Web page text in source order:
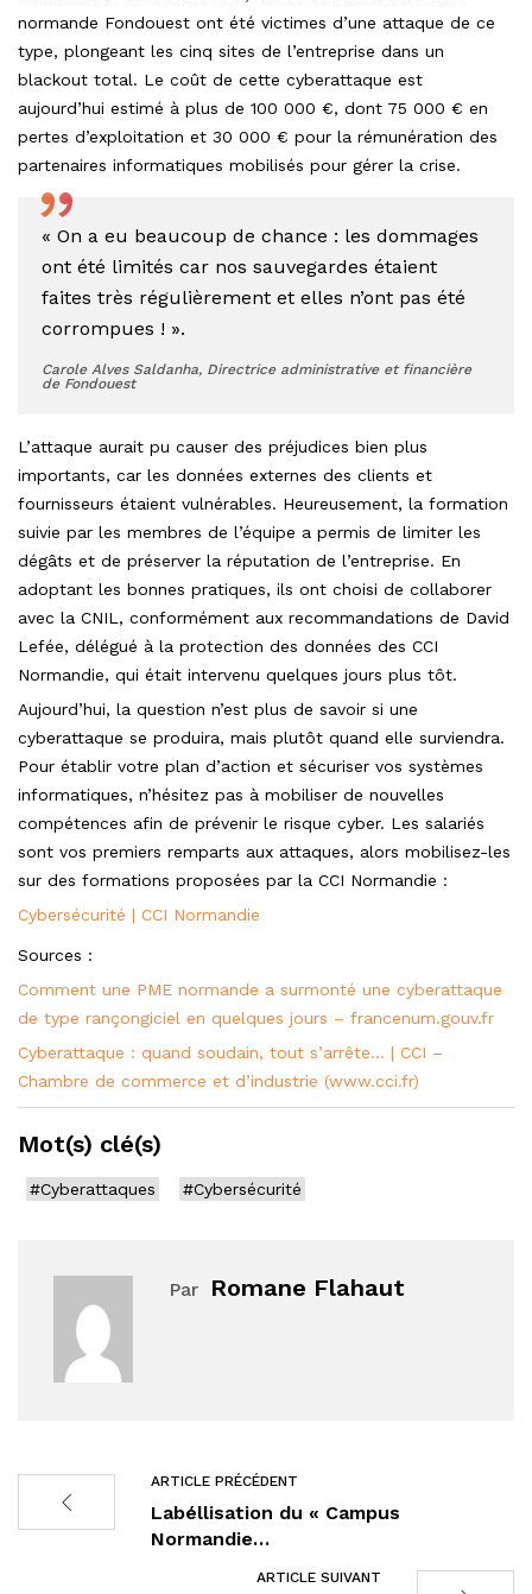
normande Fondouest ont été victimes d’une attaque de ce
type, plongeant les cinq sites de l’entreprise dans un
blackout total. Le coût de cette cyberattaque est
aujourd’hui estimé à plus de 100 000 €, dont 75 000 € en
pertes d’exploitation et 30 000 € pour la rémunération des
partenaires informatiques mobilisés pour gérer la crise.
« On a eu beaucoup de chance : les dommages
ont été limités car nos sauvegardes étaient
faites très régulièrement et elles n’ont pas été
corrompues ! ».
Carole Alves Saldanha, Directrice administrative et financière
de Fondouest
”
L’attaque aurait pu causer des préjudices bien plus
importants, car les données externes des clients et
fournisseurs étaient vulnérables. Heureusement, la formation
suivie par les membres de l’équipe a permis de limiter les
dégâts et de préserver la réputation de l’entreprise. En
adoptant les bonnes pratiques, ils ont choisi de collaborer
avec la CNIL, conformément aux recommandations de David
Lefée, délégué à la protection des données des CCI
Normandie, qui était intervenu quelques jours plus tôt.
Aujourd’hui, la question n’est plus de savoir si une
cyberattaque se produira, mais plutôt quand elle surviendra.
Pour établir votre plan d’action et sécuriser vos systèmes
informatiques, n’hésitez pas à mobiliser de nouvelles
compétences afin de prévenir le risque cyber. Les salariés
sont vos premiers remparts aux attaques, alors mobilisez-les
sur des formations proposées par la CCI Normandie :
Cybersécurité | CCI Normandie
Sources :
Comment une PME normande a surmonté une cyberattaque
de type rançongiciel en quelques jours – francenum.gouv.fr
Cyberattaque : quand soudain, tout s’arrête… | CCI –
Chambre de commerce et d’industrie (www.cci.fr)
Mot(s) clé(s)
#Cyberattaques #Cybersécurité
Par Romane Flahaut
ARTICLE PRÉCÉDENT
Labéllisation du « Campus
Normandie…
ARTICLE SUIVANT